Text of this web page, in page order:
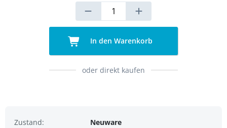
In den Warenkorb
oder direkt kaufen
Zustand:
Neuware